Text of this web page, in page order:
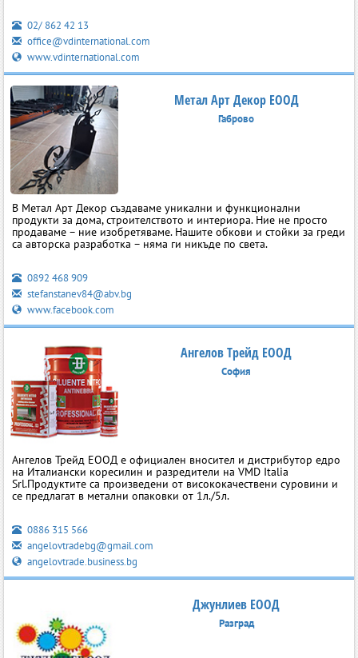
02/ 862 42 13
office@vdinternational.com
www.vdinternational.com
Метал Арт Декор ЕООД
Габрово
В Метал Арт Декор създаваме уникални и функционални
продукти за дома, строителството и интериора. Ние не просто
продаваме – ние изобретяваме. Нашите обкови и стойки за греди
са авторска разработка – няма ги никъде по света.
0892 468 909
stefanstanev84@abv.bg
www.facebook.com
Ангелов Трейд ЕООД
София
Ангелов Трейд ЕООД е официален вносител и дистрибутор едро
на Италиански коресилин и разредители на VMD Italia
Srl.Продуктите са произведени от висококачествени суровини и
се предлагат в метални опаковки от 1л./5л.
0886 315 566
angelovtradebg@gmail.com
angelovtrade.business.bg
Джунлиев ЕООД
Разград